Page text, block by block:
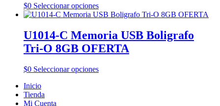
de
producto
opciones
se
elegir
en
la
de
$0 Seleccionar opcionesEste
producto
múltiples
variantes.
Las
se
pueden
U1014-C Memoria USB Boligrafo
Tri-O 8GB OFERTA
$0 Seleccionar opcionesEste
Inicio
Tienda
Mi Cuenta